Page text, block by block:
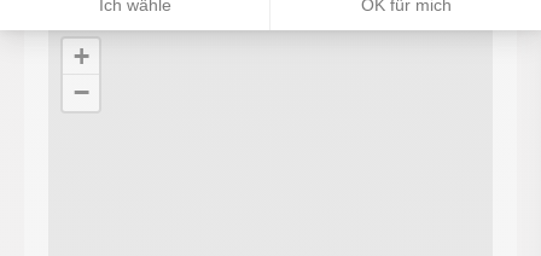
+
−
Ich wähle OK für mich